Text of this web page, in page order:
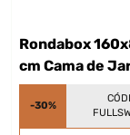
Rondabox
cm Cama de
elevada Crema
-30%